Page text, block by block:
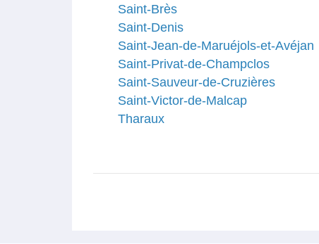
Saint-Brès
Saint-Denis
Saint-Jean-de-Maruéjols-et-Avéjan
Saint-Privat-de-Champclos
Saint-Sauveur-de-Cruzières
Saint-Victor-de-Malcap
Tharaux